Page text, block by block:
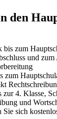
den
bis zum
und
zum
zur 4. Klasse,
und
Sie sich